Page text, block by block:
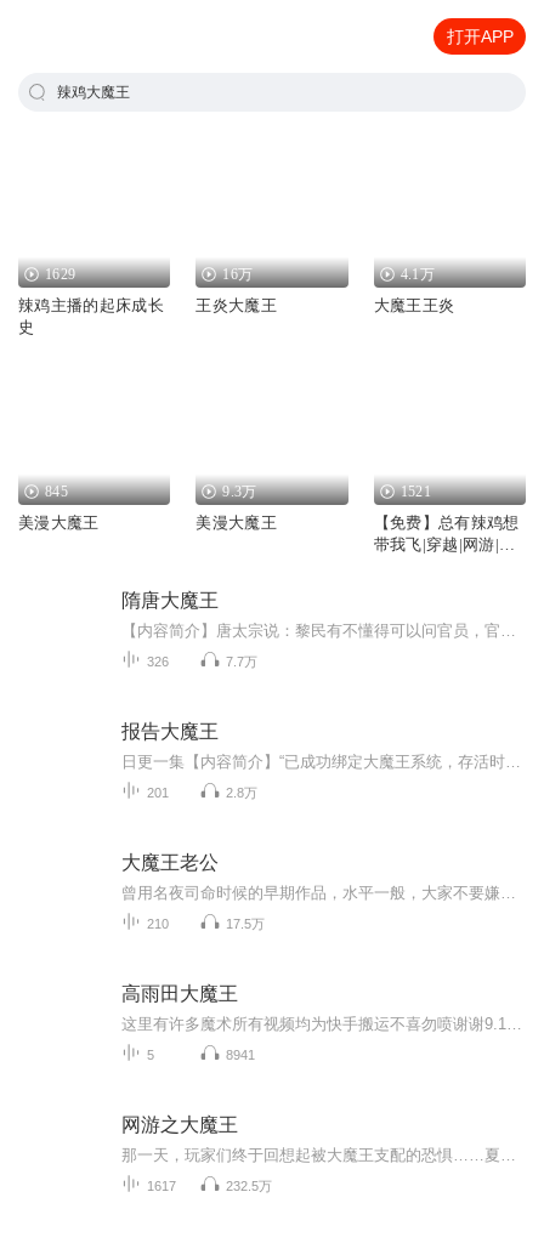
打开APP
辣鸡大魔王
1629
辣鸡主播的起床成长
史
16万
王炎大魔王
4.1万
大魔王王炎
845
美漫大魔王
9.3万
美漫大魔王
1521
【免费】总有辣鸡想
带我飞|穿越|网游|校
隋唐大魔王
326 7.7万
报告大魔王
201 2.8万
大魔王老公
210 17.5万
高雨田大魔王
5 8941
网游之大魔王
1617 232.5万